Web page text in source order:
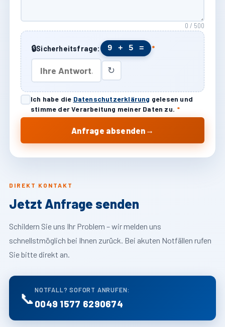
DIREKT KONTAKT
Jetzt Anfrage senden
Schildern Sie uns Ihr Problem – wir melden uns
schnellstmöglich bei Ihnen zurück. Bei akuten Notfällen rufen
Sie bitte direkt an.
📞 NOTFALL? SOFORT ANRUFEN:
0049 1577 6290674
0 / 500
🔒Sicherheitsfrage: 9 + 5 = *
↻
Ich habe die Datenschutzerklärung gelesen und
stimme der Verarbeitung meiner Daten zu. *
Anfrage absenden →